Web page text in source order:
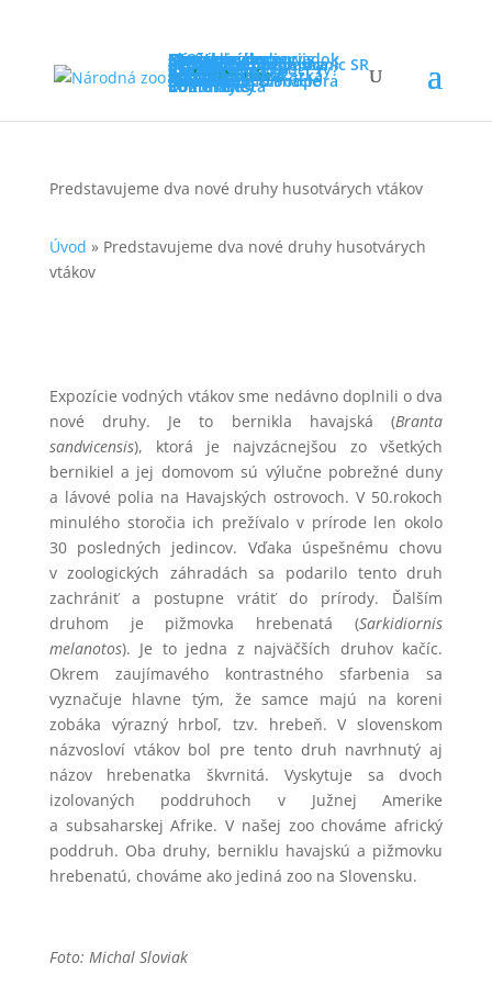
Ideme do zoo
Otváracie hodiny
Návštevnícky poriadok
Novinky
FAQ
Cenník
Návštevnícky servis
Program v zoo
Cesta do zoo
Mapa zoo
Straty a nálezy
Ochrana prírody
Záchranné programy
Rehabilitačná stanica
Sieť záchranných staníc SR
Iné aktivity
Projekty v zoo
Výskum
Kampane
Ako môžeš pomôcť ty?
Vzdelávanie
Pre školy
Pre tábory
Pre verejnosť
Zoo online
Súťaže
Zoo mimo areál
Podporte nás
Darčeková poukážka
Adopcia zvierat
Permanentka
Partneri
Dobrovoľníctvo
Sponzoring & Podpora
Zvieratá
O nás
Náš príbeh
Základné informácie
Členstvá
Press zóna
Dokumenty
Voľné miesta
Informácie
Kontakty
Predstavujeme dva nové druhy husotvárych vtákov
Úvod » Predstavujeme dva nové druhy husotvárych
vtákov
Expozície vodných vtákov sme nedávno doplnili o dva
nové druhy. Je to bernikla havajská (Branta
sandvicensis), ktorá je najvzácnejšou zo všetkých
bernikiel a jej domovom sú výlučne pobrežné duny
a lávové polia na Havajských ostrovoch. V 50.rokoch
minulého storočia ich prežívalo v prírode len okolo
30 posledných jedincov. Vďaka úspešnému chovu
v zoologických záhradách sa podarilo tento druh
zachrániť a postupne vrátiť do prírody. Ďalším
druhom je pižmovka hrebenatá (Sarkidiornis
melanotos). Je to jedna z najväčších druhov kačíc.
Okrem zaujímavého kontrastného sfarbenia sa
vyznačuje hlavne tým, že samce majú na koreni
zobáka výrazný hrboľ, tzv. hrebeň. V slovenskom
názvosloví vtákov bol pre tento druh navrhnutý aj
názov hrebenatka škvrnitá. Vyskytuje sa dvoch
izolovaných poddruhoch v Južnej Amerike
a subsaharskej Afrike. V našej zoo chováme africký
poddruh. Oba druhy, berniklu havajskú a pižmovku
hrebenatú, chováme ako jediná zoo na Slovensku.
Foto: Michal Sloviak